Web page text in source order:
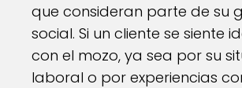
que consideran parte de su
social. Si un cliente se siente
con el mozo, ya sea por su
laboral o por experiencias